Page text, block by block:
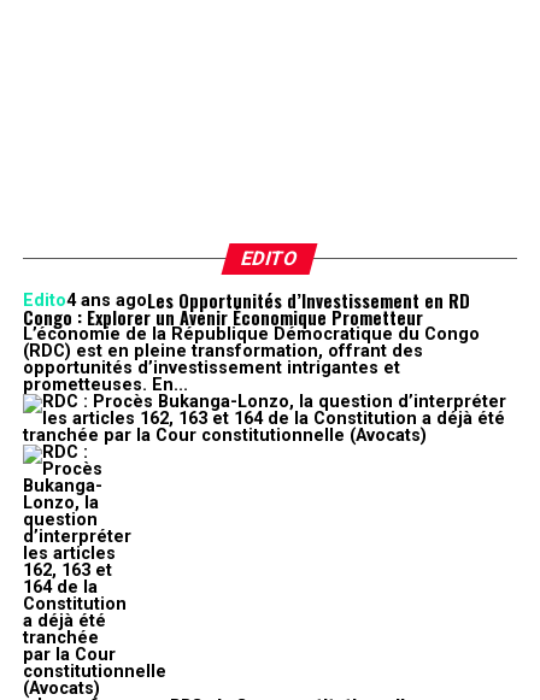
EDITO
Edito4 ans agoLes Opportunités d’Investissement en RD
Congo : Explorer un Avenir Économique Prometteur
L’économie de la République Démocratique du Congo
(RDC) est en pleine transformation, offrant des
opportunités d’investissement intrigantes et
prometteuses. En...